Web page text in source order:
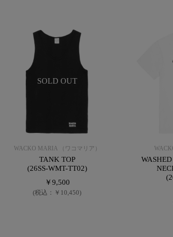
SOLD OUT
WACKO MARIA （ワコマリア）
TANK TOP
(26SS-WMT-TT02)
￥9,500
(税込：￥10,450)